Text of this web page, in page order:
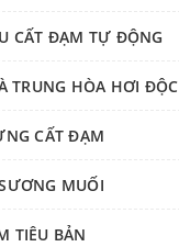
CẤT ĐẠM TỰ ĐỘNG
TRUNG HÒA HƠI ĐỘC
CẤT ĐẠM
MUỐI
TIÊU BẢN